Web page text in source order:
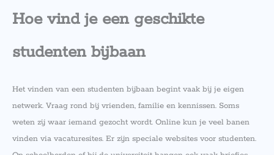
Hoe vind je een geschikte
studenten bijbaan
Het vinden van een studenten bijbaan begint vaak bij je eigen
netwerk. Vraag rond bij vrienden, familie en kennissen. Soms
weten zij waar iemand gezocht wordt. Online kun je veel banen
vinden via vacaturesites. Er zijn speciale websites voor studenten.